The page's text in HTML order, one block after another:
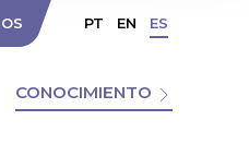
CONOCIMIENTO
PT EN ES